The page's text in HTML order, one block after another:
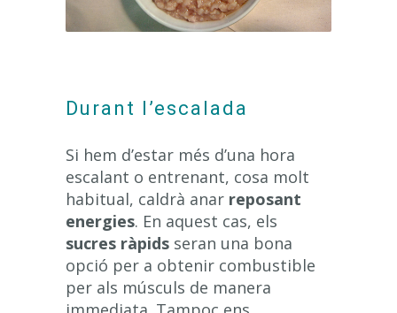
Durant l’escalada
Si hem d’estar més d’una hora
escalant o entrenant, cosa molt
habitual, caldrà anar reposant
energies. En aquest cas, els
sucres ràpids seran una bona
opció per a obtenir combustible
per als músculs de manera